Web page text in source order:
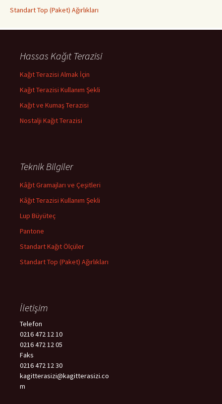
Standart Top (Paket) Ağırlıkları
Hassas Kağıt Terazisi
Kağıt Terazisi Almak İçin
Kağıt Terazisi Kullanım Şekli
Kağıt ve Kumaş Terazisi
Nostalji Kağıt Terazisi
Teknik Bilgiler
Kâğıt Gramajları ve Çeşitleri
Kâğıt Terazisi Kullanım Şekli
Lup Büyüteç
Pantone
Standart Kağıt Ölçüler
Standart Top (Paket) Ağırlıkları
İletişim
Telefon
0216 472 12 10
0216 472 12 05
Faks
0216 472 12 30
kagitterasizi@kagitterasizi.co
m